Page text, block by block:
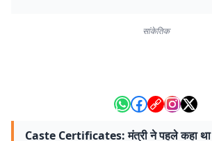
सांकेतिक
Caste Certificates: मंत्री ने पहले कहा था